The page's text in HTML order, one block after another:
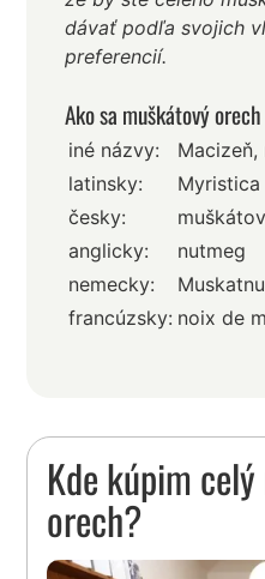
dávať podľa svojich
preferencií.
Ako sa muškátový
iné názvy:
latinsky:
česky:
anglicky:
nutmeg
nemecky:
francúzsky: noix de
Kde kúpim
orech?